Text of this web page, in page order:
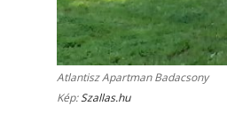
Atlantisz Apartman Badacsony
Kép:Szallas.hu